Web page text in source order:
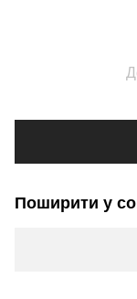
Поширити у